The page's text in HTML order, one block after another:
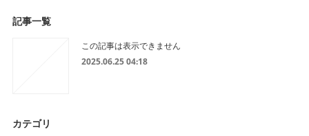
記事一覧
この記事は表示できません
2025.06.25 04:18
カテゴリ